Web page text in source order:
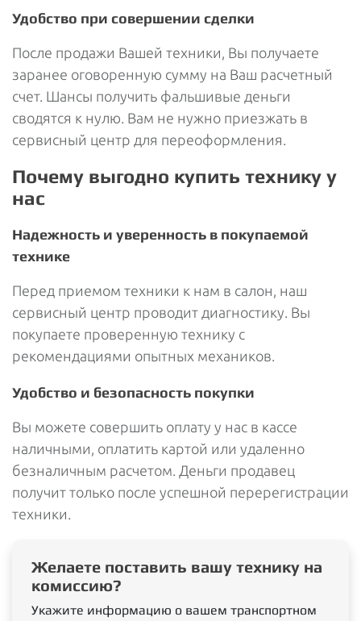
Удобство при совершении сделки
После продажи Вашей техники, Вы получаете
заранее оговоренную сумму на Ваш расчетный
счет. Шансы получить фальшивые деньги
сводятся к нулю. Вам не нужно приезжать в
сервисный центр для переоформления.
Почему выгодно купить технику у
нас
Надежность и уверенность в покупаемой
технике
Перед приемом техники к нам в салон, наш
сервисный центр проводит диагностику. Вы
покупаете проверенную технику с
рекомендациями опытных механиков.
Удобство и безопасность покупки
Вы можете совершить оплату у нас в кассе
наличными, оплатить картой или удаленно
безналичным расчетом. Деньги продавец
получит только после успешной перерегистрации
техники.
Желаете поставить вашу технику на
комиссию?
Укажите информацию о вашем транспортном